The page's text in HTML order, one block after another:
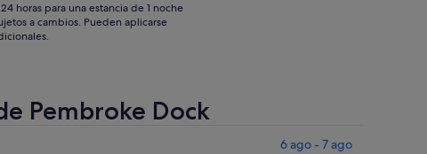
horas para una estancia de 1 noche
a cambios. Pueden aplicarse
Pembroke Dock
6 ago - 7 ago